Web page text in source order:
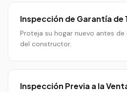
Inspección de Garantía de
Proteja su hogar nuevo antes
del constructor.
Inspección Previa a la